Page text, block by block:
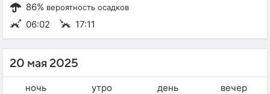
86% вероятность осадков
06:02 17:11
20 мая 2025
ночь утро день вечер